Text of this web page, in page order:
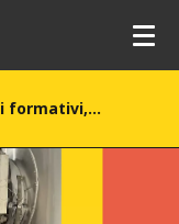
Contratti formativi, di apprendistato e stage